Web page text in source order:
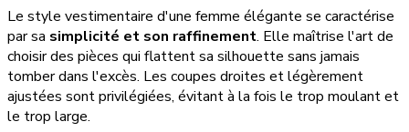
Le style vestimentaire d'une femme élégante se caractérise
par sa simplicité et son raffinement. Elle maîtrise l'art de
choisir des pièces qui flattent sa silhouette sans jamais
tomber dans l'excès. Les coupes droites et légèrement
ajustées sont privilégiées, évitant à la fois le trop moulant et
le trop large.